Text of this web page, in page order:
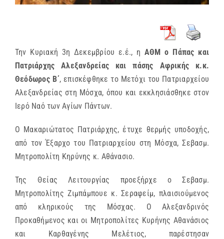
Την Κυριακή 3η Δεκεμβρίου ε.έ., η ΑΘΜ ο Πάπας και
Πατριάρχης Αλεξανδρείας και πάσης Αφρικής κ.κ.
Θεόδωρος Β΄, επισκέφθηκε το Μετόχι του Πατριαρχείου
Αλεξανδρείας στη Μόσχα, όπου και εκκλησιάσθηκε στον
Ιερό Ναό των Αγίων Πάντων.
Ο Μακαριώτατος Πατριάρχης, έτυχε θερμής υποδοχής,
από τον Έξαρχο του Πατριαρχείου στη Μόσχα, Σεβασμ.
Μητροπολίτη Κηρύνης κ. Αθάνασιο.
Της Θείας Λειτουργίας προεξήρχε ο Σεβασμ.
Μητροπολίτης Ζιμπάμπουε κ. Σεραφείμ, πλαισιούμενος
από κληρικούς της Μόσχας. Ο Αλεξανδρινός
Προκαθήμενος και οι Μητροπολίτες Κυρήνης Αθανάσιος
και Καρθαγένης Μελέτιος, παρέστησαν